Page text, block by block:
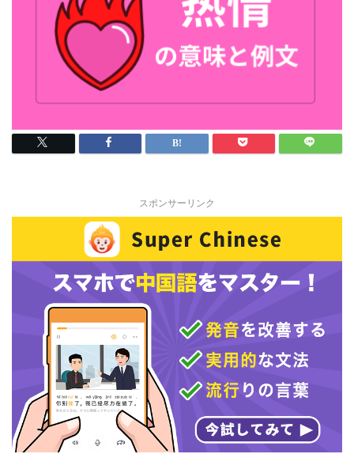
スポンサーリンク